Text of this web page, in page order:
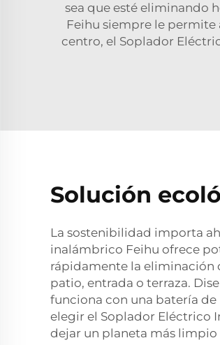
sea que esté eliminando
Feihu siempre le
centro, el Soplador
Solución
La sostenibilidad importa
inalámbrico Feihu ofrece
rápidamente la eliminación
patio, entrada o terraza.
funciona con una batería de
elegir el Soplador Eléctrico
dejar un planeta más limpio